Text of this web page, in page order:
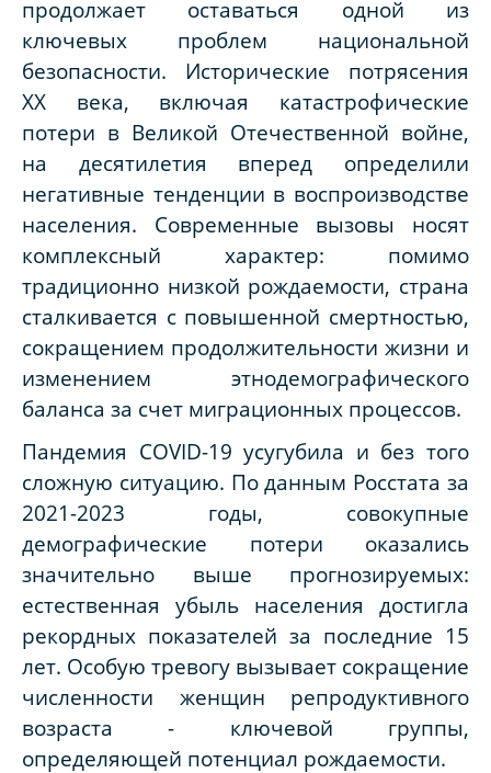
продолжает оставаться одной из
ключевых проблем национальной
безопасности. Исторические потрясения
XX века, включая катастрофические
потери в Великой Отечественной войне,
на десятилетия вперед определили
негативные тенденции в воспроизводстве
населения. Современные вызовы носят
комплексный характер: помимо
традиционно низкой рождаемости, страна
сталкивается с повышенной смертностью,
сокращением продолжительности жизни и
изменением этнодемографического
баланса за счет миграционных процессов.
Пандемия COVID-19 усугубила и без того
сложную ситуацию. По данным Росстата за
2021-2023 годы, совокупные
демографические потери оказались
значительно выше прогнозируемых:
естественная убыль населения достигла
рекордных показателей за последние 15
лет. Особую тревогу вызывает сокращение
численности женщин репродуктивного
возраста - ключевой группы,
определяющей потенциал рождаемости.